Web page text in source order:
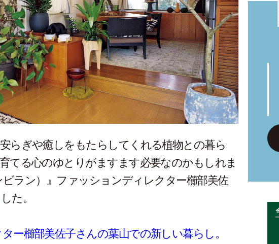
らぎや癒しをもたらしてくれる植物との暮ら
てる心のゆとりがますます必要なのかもしれま
ビラン）』ファッションディレクター櫛部美佐
た。
ー櫛部美佐子さんの葉山での新しい暮らし。